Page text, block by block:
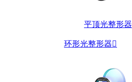
平顶光整形器
环形光整形器